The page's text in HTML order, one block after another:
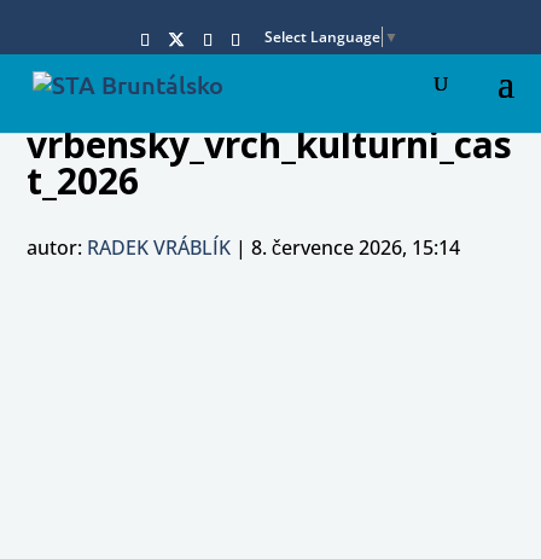
Select Language ▼
vrbensky_vrch_kulturni_cas
t_2026
autor: RADEK VRÁBLÍK |8. července 2026, 15:14